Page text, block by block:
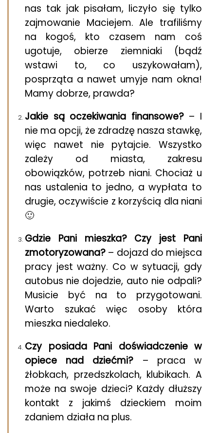
nas tak jak pisałam, liczyło się tylko
zajmowanie Maciejem. Ale trafiliśmy
na kogoś, kto czasem nam coś
ugotuje, obierze ziemniaki (bądź
wstawi to, co uszykowałam),
posprząta a nawet umyje nam okna!
Mamy dobrze, prawda?
Jakie są oczekiwania finansowe?– I
nie ma opcji, że zdradzę nasza stawkę,
więc nawet nie pytajcie. Wszystko
zależy od miasta, zakresu
obowiązków, potrzeb niani. Chociaż u
nas ustalenia to jedno, a wypłata to
drugie, oczywiście z korzyścią dla niani
🙂
Gdzie Pani mieszka? Czy jest Pani
zmotoryzowana? – dojazd do miejsca
pracy jest ważny. Co w sytuacji, gdy
autobus nie dojedzie, auto nie odpali?
Musicie być na to przygotowani.
Warto szukać więc osoby która
mieszka niedaleko.
Czy posiada Pani doświadczenie w
opiece nad dziećmi? – praca w
żłobkach, przedszkolach, klubikach. A
może na swoje dzieci? Każdy dłuższy
kontakt z jakimś dzieckiem moim
zdaniem działa na plus.